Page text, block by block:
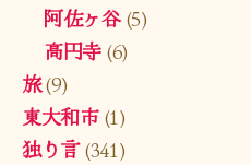
阿佐ヶ谷(5)
高円寺(6)
旅(9)
東大和市(1)
独り言(341)